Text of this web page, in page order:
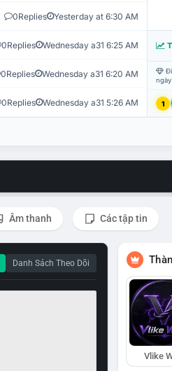
0Replies Yesterday at 6:30 AM
0Replies Wednesday a31 6:25 AM
0Replies Wednesday a31 6:20 AM
0Replies Wednesday a31 5:26 AM 1
Âm thanh Các tập tin
Danh Sách Theo Dõi
Vlike